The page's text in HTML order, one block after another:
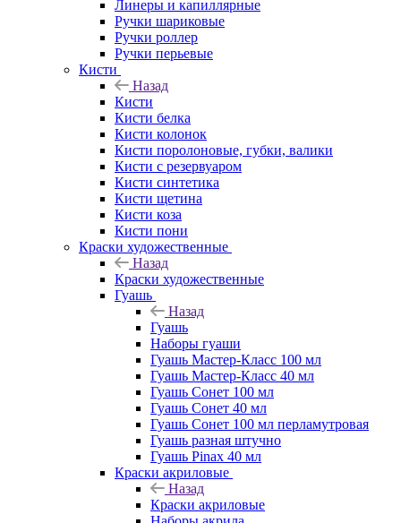
Линеры и капиллярные
Ручки шариковые
Ручки роллер
Ручки перьевые
Кисти
Назад
Кисти
Кисти белка
Кисти колонок
Кисти поролоновые, губки, валики
Кисти с резервуаром
Кисти синтетика
Кисти щетина
Кисти коза
Кисти пони
Краски художественные
Назад
Краски художественные
Гуашь
Назад
Гуашь
Наборы гуаши
Гуашь Мастер-Класс 100 мл
Гуашь Мастер-Класс 40 мл
Гуашь Сонет 100 мл
Гуашь Сонет 40 мл
Гуашь Сонет 100 мл перламутровая
Гуашь разная штучно
Гуашь Pinax 40 мл
Краски акриловые
Назад
Краски акриловые